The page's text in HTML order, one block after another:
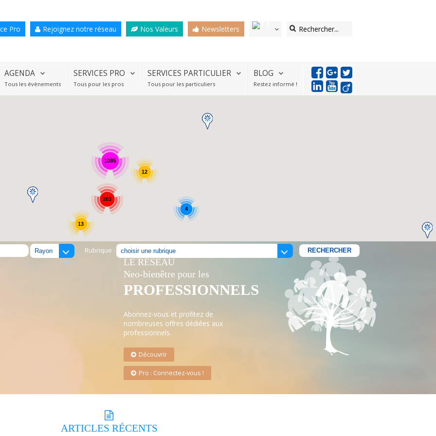
Pro Rejoignez notre réseau Nos Valeurs Newsletters
AGENDA
Tous les évènements
SERVICES PRO
Tous pour les pros
SERVICES PARTICULIER
Tous pour les particuliers
BLOG
Restez informé !
1085
13
263
4
12
Rubrique :
LE RÉSEAU
Neo-bienêtre pour les
PROFESSIONNELS
Abonnez-vous et profitez de
nombreuses offres dédiées aux
professionnels.
Découvrir
Pro : Connectez-vous !
ARTICLES RÉCENTS